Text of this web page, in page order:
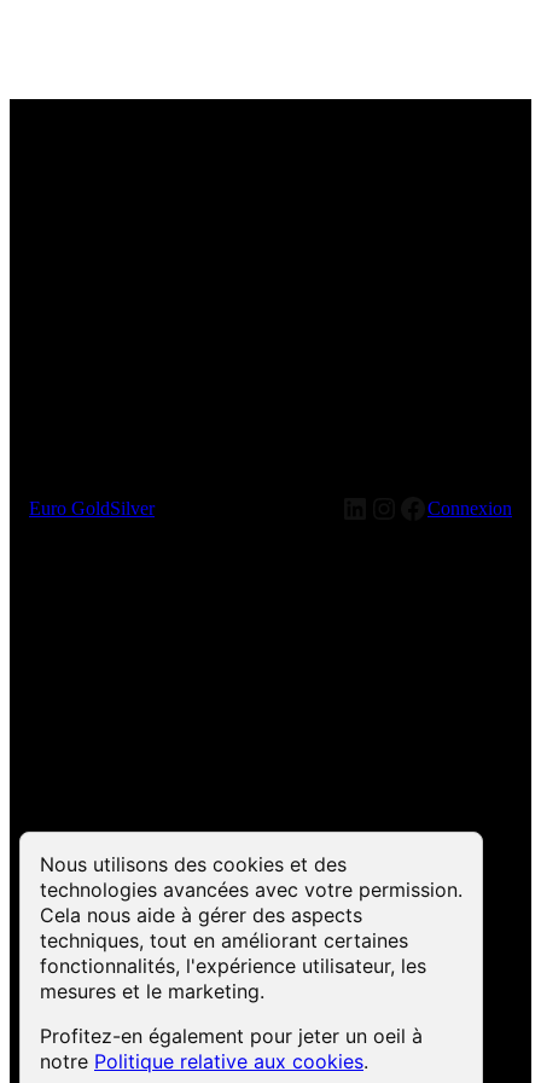
Euro GoldSilver LinkedIn
Instagram
Facebook
Connexion
Les cookies sont là !
Nous utilisons des cookies et des
technologies avancées avec votre permission.
Cela nous aide à gérer des aspects
techniques, tout en améliorant certaines
fonctionnalités, l'expérience utilisateur, les
mesures et le marketing.
Profitez-en également pour jeter un oeil à
notre Politique relative aux cookies.